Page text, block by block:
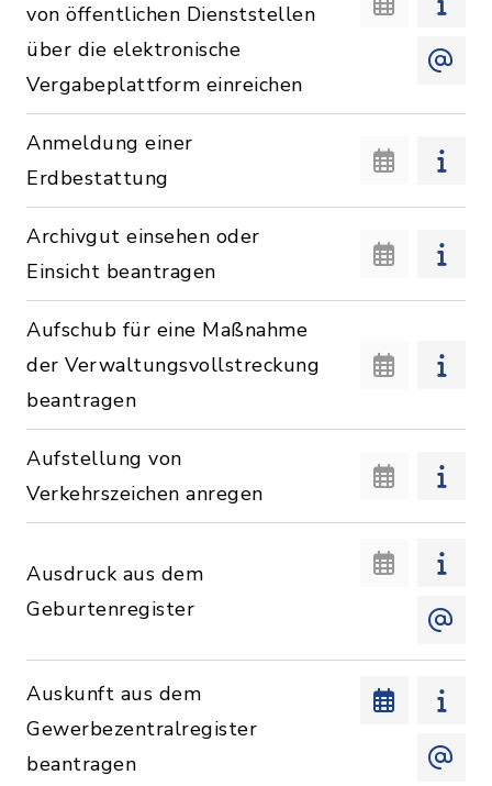
von öffentlichen Dienststellen
über die elektronische
Vergabeplattform einreichen
Anmeldung einer
Erdbestattung
Archivgut einsehen oder
Einsicht beantragen
Aufschub für eine Maßnahme
der Verwaltungsvollstreckung
beantragen
Aufstellung von
Verkehrszeichen anregen
Ausdruck aus dem
Geburtenregister
Auskunft aus dem
Gewerbezentralregister
beantragen